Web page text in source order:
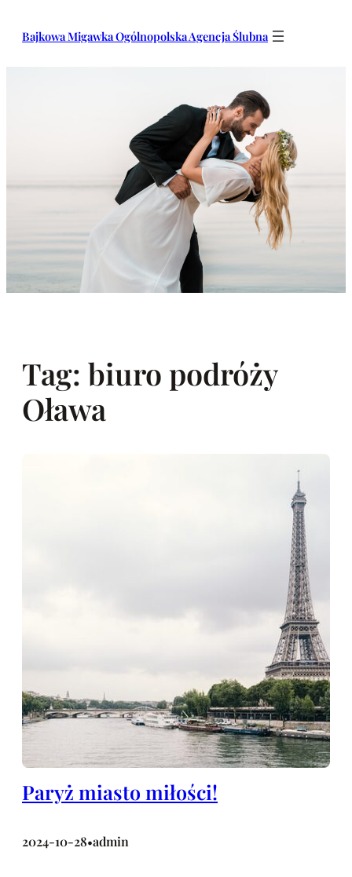
Bajkowa Migawka Ogólnopolska Agencja Ślubna
Tag: biuro podróży
Oława
Paryż miasto miłości!
2024-10-28•admin